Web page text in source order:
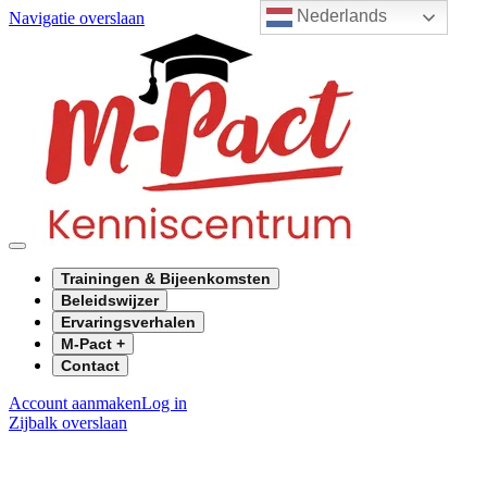
Nederlands
Navigatie overslaan
Trainingen & Bijeenkomsten
Beleidswijzer
Ervaringsverhalen
M-Pact +
Contact
Account aanmakenLog in
Zijbalk overslaan